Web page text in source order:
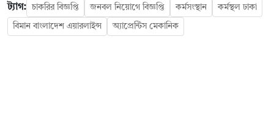
ট্যাগ: চাকরির বিজ্ঞপ্তি জনবল নিয়োগে বিজ্ঞপ্তি কর্মসংস্থান কর্মস্থল ঢাকা
বিমান বাংলাদেশ এয়ারলাইন্স অ্যাপ্রেন্টিস মেকানিক